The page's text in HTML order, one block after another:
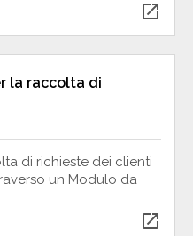
open_in_new
la raccolta di
di richieste dei clienti
un Modulo da
open_in_new